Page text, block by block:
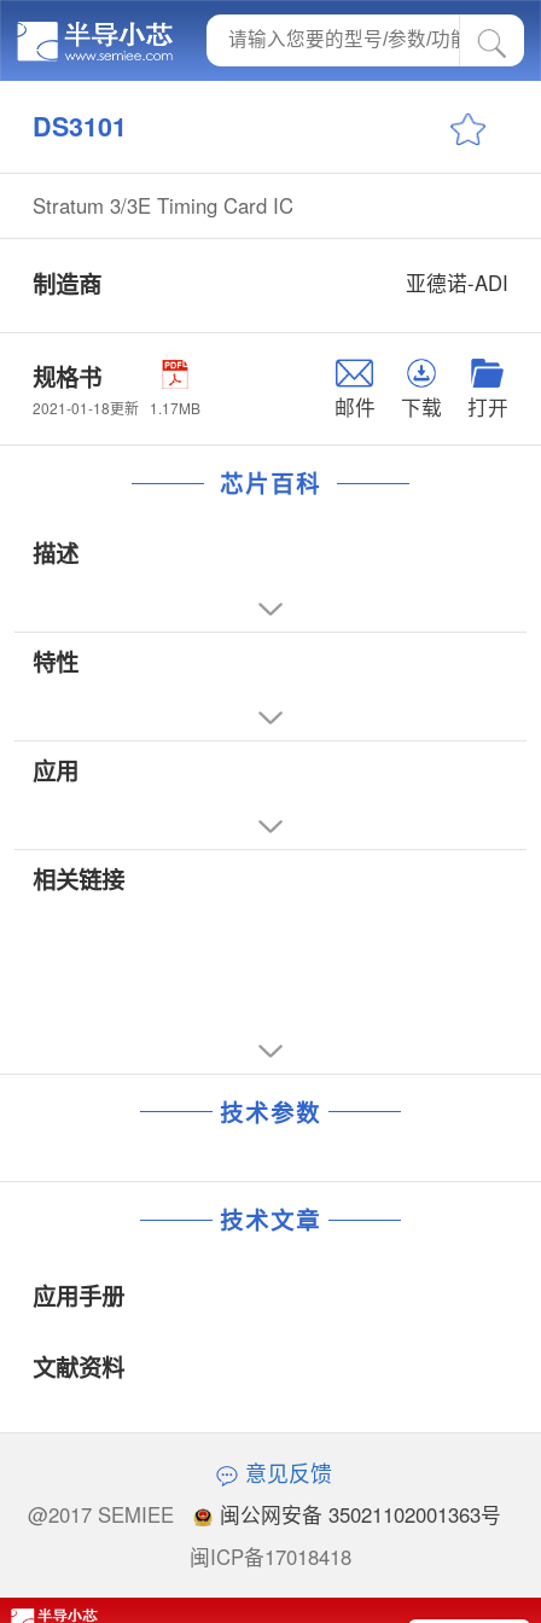
DS3101
Stratum 3/3E Timing Card IC
制造商 亚德诺-ADI
规格书
2021-01-18更新 1.17MB 邮件 下载 打开
芯片百科
描述
特性
应用
相关链接
技术参数
技术文章
应用手册
文献资料
意见反馈
@2017 SEMIEE
闽公网安备 35021102001363号
闽ICP备17018418